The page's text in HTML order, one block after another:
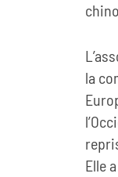
la
Elle